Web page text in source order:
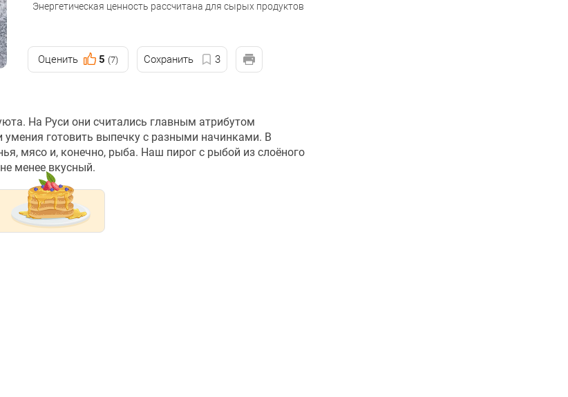
Энергетическая ценность рассчитана для сырых продуктов
Оценить 5 (7) Сохранить 3
На Руси они считались главным атрибутом
умения готовить выпечку с разными начинками. В
мясо и, конечно, рыба. Наш пирог с рыбой из слоёного
менее вкусный.